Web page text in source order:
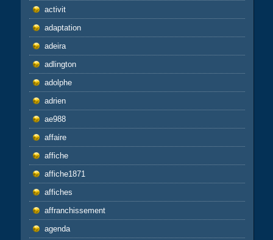
activit
adaptation
adeira
adlington
adolphe
adrien
ae988
affaire
affiche
affiche1871
affiches
affranchissement
agenda